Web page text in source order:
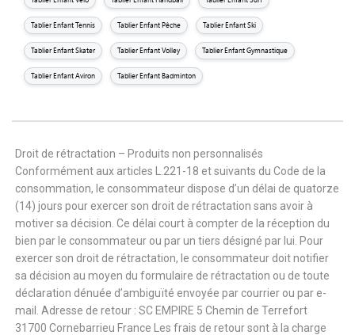
Tablier Enfant Tennis Tablier Enfant Pêche Tablier Enfant Ski
Tablier Enfant Skater Tablier Enfant Volley Tablier Enfant Gymnastique
Tablier Enfant Aviron Tablier Enfant Badminton
Droit de rétractation – Produits non personnalisés
Conformément aux articles L.221-18 et suivants du Code de la
consommation, le consommateur dispose d’un délai de quatorze
(14) jours pour exercer son droit de rétractation sans avoir à
motiver sa décision. Ce délai court à compter de la réception du
bien par le consommateur ou par un tiers désigné par lui. Pour
exercer son droit de rétractation, le consommateur doit notifier
sa décision au moyen du formulaire de rétractation ou de toute
déclaration dénuée d’ambiguïté envoyée par courrier ou par e-
mail. Adresse de retour : SC EMPIRE 5 Chemin de Terrefort
31700 Cornebarrieu France Les frais de retour sont à la charge